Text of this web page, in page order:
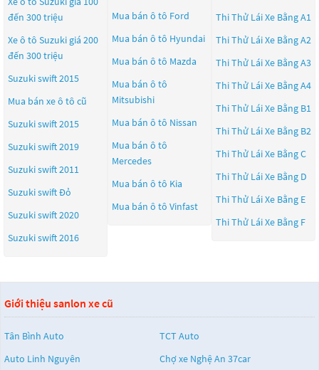
đến 300 triệu
Xe ô tô Suzuki giá 200
đến 300 triệu
Suzuki swift 2015
Mua bán xe ô tô cũ
Suzuki swift 2015
Suzuki swift 2019
Suzuki swift 2011
Suzuki swift Đỏ
Suzuki swift 2020
Suzuki swift 2016
Mua bán ô tô Ford
Mua bán ô tô Hyundai
Mua bán ô tô Mazda
Mua bán ô tô
Mitsubishi
Mua bán ô tô Nissan
Mua bán ô tô
Mercedes
Mua bán ô tô Kia
Mua bán ô tô Vinfast
Thi Thử Lái Xe Bằng A1
Thi Thử Lái Xe Bằng A2
Thi Thử Lái Xe Bằng A3
Thi Thử Lái Xe Bằng A4
Thi Thử Lái Xe Bằng B1
Thi Thử Lái Xe Bằng B2
Thi Thử Lái Xe Bằng C
Thi Thử Lái Xe Bằng D
Thi Thử Lái Xe Bằng E
Thi Thử Lái Xe Bằng F
Giới thiệu sanlon xe cũ
Tân Bình Auto
TCT Auto
Auto Linh Nguyên
Chợ xe Nghệ An 37car